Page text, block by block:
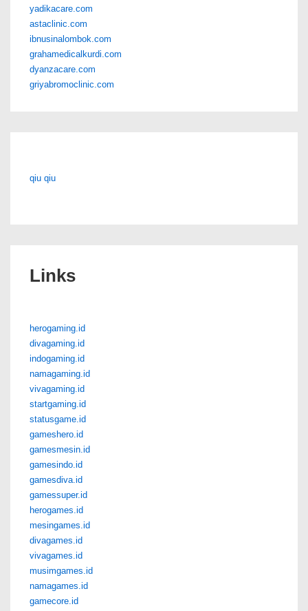
yadikacare.com
astaclinic.com
ibnusinalombok.com
grahamedicalkurdi.com
dyanzacare.com
griyabromoclinic.com
qiu qiu
Links
herogaming.id
divagaming.id
indogaming.id
namagaming.id
vivagaming.id
startgaming.id
statusgame.id
gameshero.id
gamesmesin.id
gamesindo.id
gamesdiva.id
gamessuper.id
herogames.id
mesingames.id
divagames.id
vivagames.id
musimgames.id
namagames.id
gamecore.id